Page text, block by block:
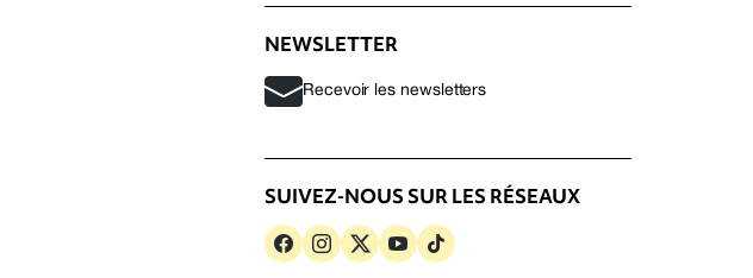
NEWSLETTER
Recevoir les newsletters
SUIVEZ-NOUS SUR LES RÉSEAUX